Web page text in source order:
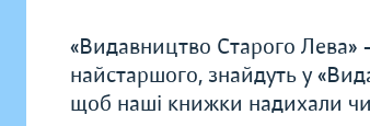
«Видавництво Старого Лева»
найстаршого, знайдуть у
щоб наші книжки надихали